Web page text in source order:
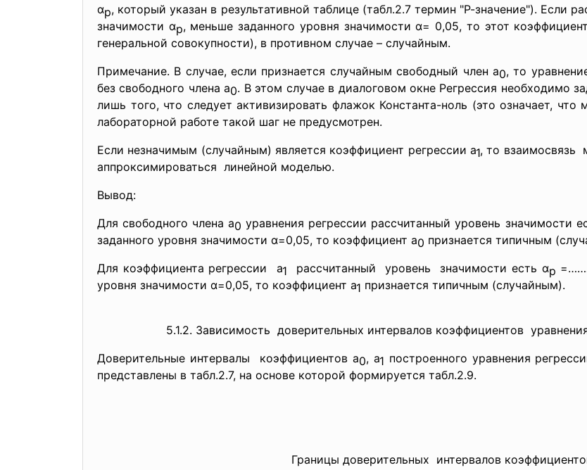
αр, который указан в результативной таблице (табл.2.7 термин "Р-значение"). Если
значимости αр, меньше заданного уровня значимости α= 0,05, то этот
генеральной совокупности), в противном случае – случайным.
Примечание. В случае, если признается случайным свободный член а0, то
без свободного члена а0. В этом случае в диалоговом окне Регрессия необходимо
лишь того, что следует активизировать флажок Константа-ноль (это означает,
лабораторной работе такой шаг не предусмотрен.
Если незначимым (случайным) является коэффициент регрессии а1, то взаимосвязь
аппроксимироваться линейной моделью.
Вывод:
Для свободного члена а0 уравнения регрессии рассчитанный уровень значимости
заданного уровня значимости α=0,05, то коэффициент а0 признается типичным
Для коэффициента регрессии а1 рассчитанный уровень значимости есть αр
уровня значимости α=0,05, то коэффициент а1 признается типичным (случайным).
5.1.2. Зависимость доверительных интервалов коэффициентов
Доверительные интервалы коэффициентов а0, а1 построенного уравнения
представлены в табл.2.7, на основе которой формируется табл.2.9.
Границы доверительных интервалов